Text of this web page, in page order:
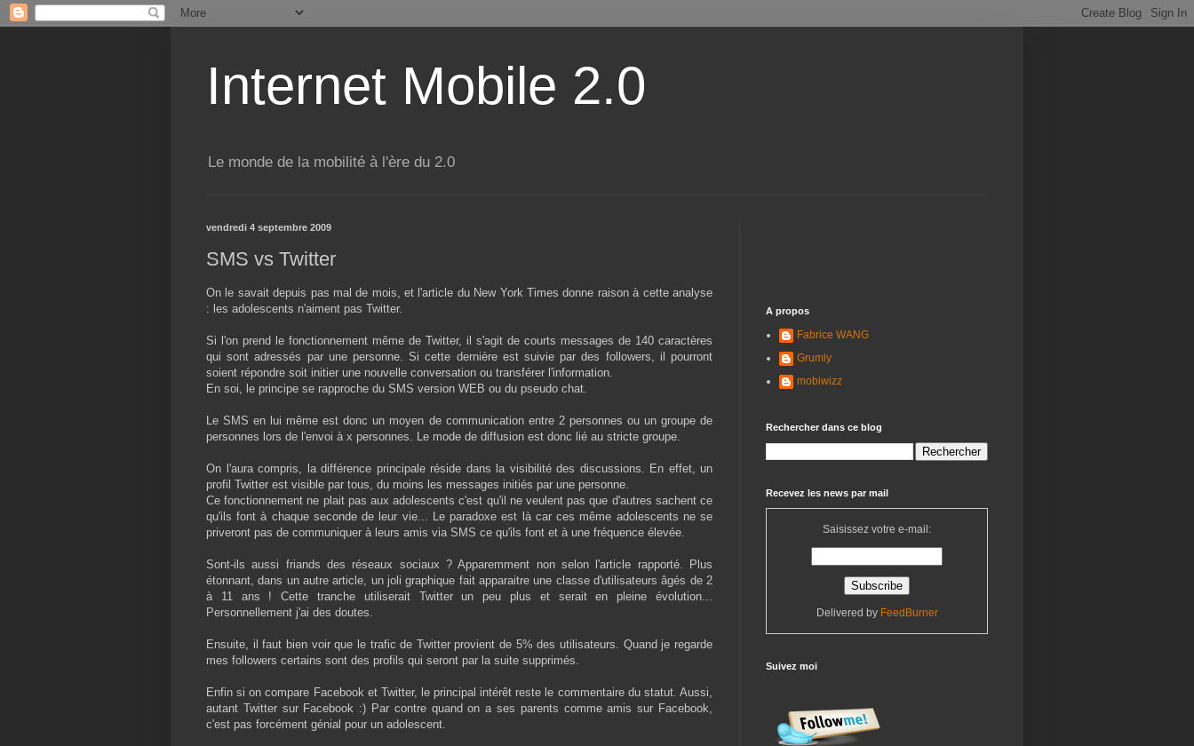
Internet Mobile 2.0
Le monde de la mobilité à l'ère du 2.0
vendredi 4 septembre 2009
SMS vs Twitter
On le savait depuis pas mal de mois, et l'article du New York Times donne raison à cette analyse
: les adolescents n'aiment pas Twitter.
Si l'on prend le fonctionnement même de Twitter, il s'agit de courts messages de 140 caractères
qui sont adressés par une personne. Si cette dernière est suivie par des followers, il pourront
soient répondre soit initier une nouvelle conversation ou transférer l'information.
En soi, le principe se rapproche du SMS version WEB ou du pseudo chat.
Le SMS en lui même est donc un moyen de communication entre 2 personnes ou un groupe de
personnes lors de l'envoi à x personnes. Le mode de diffusion est donc lié au stricte groupe.
On l'aura compris, la différence principale réside dans la visibilité des discussions. En effet, un
profil Twitter est visible par tous, du moins les messages initiés par une personne.
Ce fonctionnement ne plait pas aux adolescents c'est qu'il ne veulent pas que d'autres sachent ce
qu'ils font à chaque seconde de leur vie... Le paradoxe est là car ces même adolescents ne se
priveront pas de communiquer à leurs amis via SMS ce qu'ils font et à une fréquence élevée.
Sont-ils aussi friands des réseaux sociaux ? Apparemment non selon l'article rapporté. Plus
étonnant, dans un autre article, un joli graphique fait apparaitre une classe d'utilisateurs âgés de 2
à 11 ans ! Cette tranche utiliserait Twitter un peu plus et serait en pleine évolution...
Personnellement j'ai des doutes.
Ensuite, il faut bien voir que le trafic de Twitter provient de 5% des utilisateurs. Quand je regarde
mes followers certains sont des profils qui seront par la suite supprimés.
Enfin si on compare Facebook et Twitter, le principal intérêt reste le commentaire du statut. Aussi,
autant Twitter sur Facebook :) Par contre quand on a ses parents comme amis sur Facebook,
c'est pas forcément génial pour un adolescent.
A propos
Fabrice WANG
Grumly
mobiwizz
Rechercher dans ce blog
Recevez les news par mail
Saisissez votre e-mail:
Delivered by FeedBurner
Suivez moi